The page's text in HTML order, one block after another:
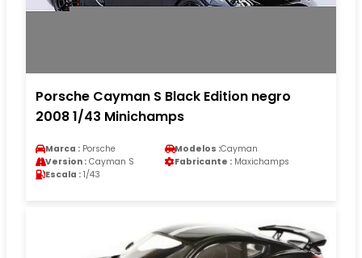
Porsche Cayman S Black Edition negro
2008 1/43 Minichamps
Marca : Porsche Modelos :Cayman
Version : Cayman S Fabricante : Maxichamps
Escala : 1/43